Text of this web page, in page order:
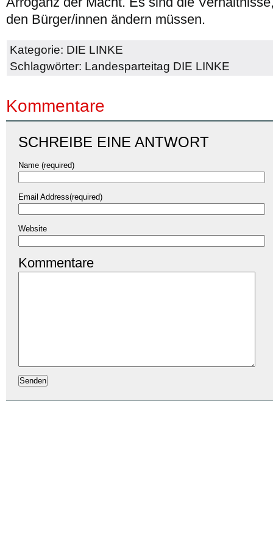
den Bürger/innen ändern müssen.
Kategorie: DIE LINKE
Schlagwörter: Landesparteitag DIE LINKE
Kommentare
SCHREIBE EINE ANTWORT
Name (required)
Email Address(required)
Website
Kommentare